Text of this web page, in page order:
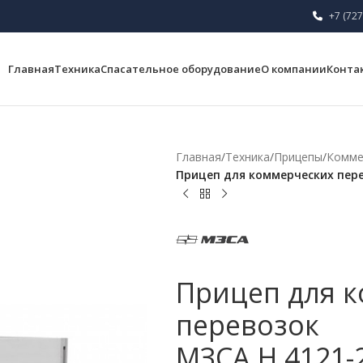
+7
ГлавнаяТехникаСпасательное оборудованиеО компании
Главная/Техника/Прицепы/
Прицеп для коммерческих
Прицеп для
перевозок